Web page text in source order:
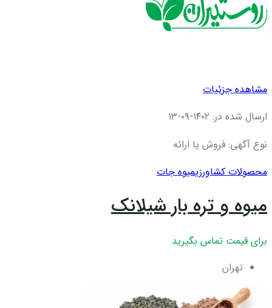
مشاهده جزئیات
ارسال شده در: ۱۴۰۲-۰۹-۱۳
نوع آگهی: فروش یا ارائه
محصولات کشاورزیمیوه جات
میوه و تره بار شیلانک
برای قیمت تماس بگیرید
تهران